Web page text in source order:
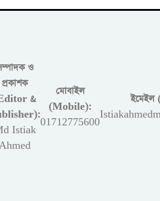
ও
প্রকাশক
&
Istiak
মোবাইল
(Mobile):
01712775600